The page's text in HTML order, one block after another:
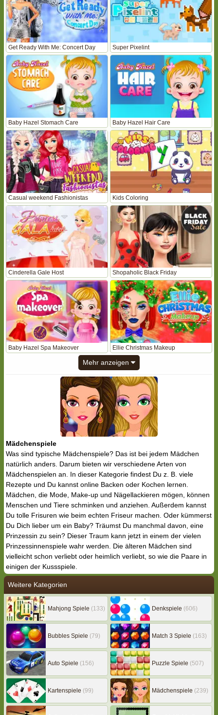
Get Ready With Me: Concert Day Super Pixelint
Baby Hazel Stomach Care Baby Hazel Hair Care
Casual weekend Fashionistas Kids Coloring
Cinderella Gale Host Shopaholic Black Friday
Baby Hazel Spa Makeover Ellie Christmas Makeup
Mehr anzeigen
Mädchenspiele
Was sind typische Mädchenspiele? Das ist bei jedem Mädchen
natürlich anders. Darum bieten wir verschiedene Arten von
Mädchenspielen an. In dieser Kategorie findest Du z. B. viele
Rezepte und Du kannst online Backen oder Kochen lernen.
Mädchen, die Mode, Make-up und Nägellackieren mögen, können
Menschen und Tiere schminken und anziehen. Außerdem kannst
Du tolle Frisuren wie beim echten Friseur machen. Oder kümmerst
Du Dich lieber um ein Baby? Träumst Du manchmal davon, eine
Prinzessin zu sein? Dieser Traum kann jetzt in einem der vielen
Prinzessinnenspiele wahr werden. Die älteren Mädchen sind
vielleicht schon verliebt oder heimlich verliebt, so wie die Paare in
einigen der Kussspiele.
Weitere Kategorien
Mahjong Spiele (133) Denkspiele (606)
Bubbles Spiele (79) Match 3 Spiele (163)
Auto Spiele (156) Puzzle Spiele (507)
Kartenspiele (99) Mädchenspiele (239)